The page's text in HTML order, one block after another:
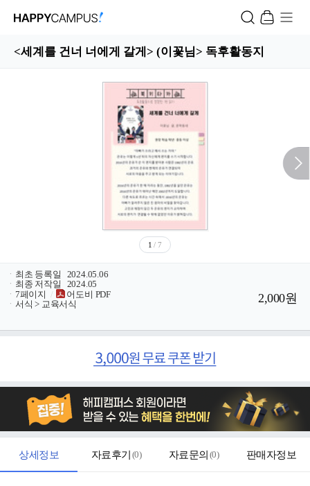
<세계를 건너 너에게 갈게> (이꽃님> 독후활동지
1 / 7
ㆍ 최초 등록일
2024.05.06
ㆍ 최종 저작일
2024.05
ㆍ 7페이지 /
어도비 PDF
ㆍ 서식 > 교육서식 2,000원
상세정보 자료후기 (0) 자료문의 (0) 판매자정보